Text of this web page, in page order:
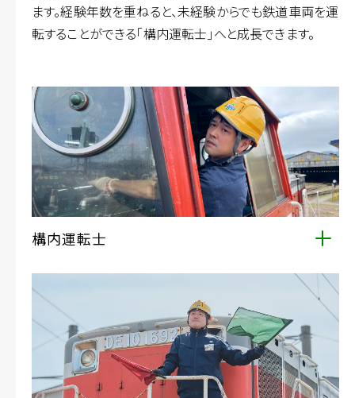
ます。経験年数を重ねると、未経験からでも鉄道車両を運
転することができる「構内運転士」へと成長できます。
構内運転士
る業務です。ディーゼル機関車や気動車、電車等、鉄道
車両特有の極めて高度な知識が求められます。